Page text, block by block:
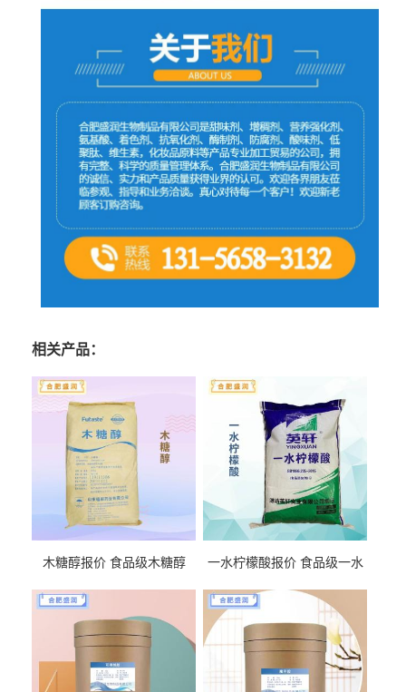
相关产品：
木糖醇报价 食品级木糖醇
一水柠檬酸报价 食品级一水